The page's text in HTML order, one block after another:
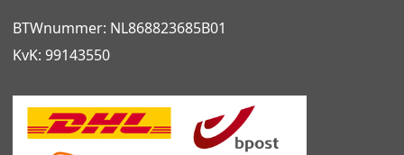
BTWnummer: NL868823685B01
KvK: 99143550